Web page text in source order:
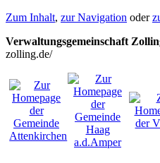
Zum Inhalt, zur Navigation oder
Verwaltungsgemeinschaft
zolling.de/